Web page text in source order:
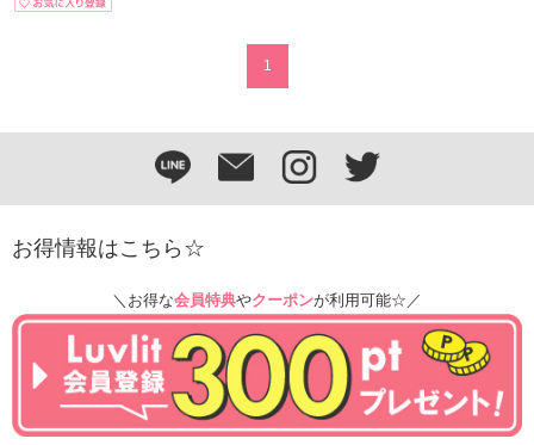
1
お得情報はこちら☆
＼お得な会員特典やクーポンが利用可能☆／